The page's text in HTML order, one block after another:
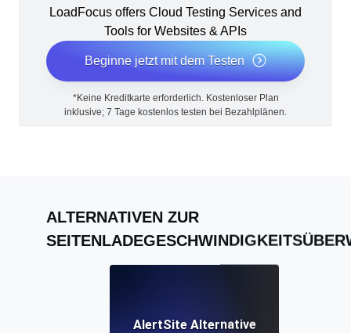
LoadFocus offers Cloud Testing Services and
Tools for Websites & APIs
Beginne jetzt mit dem Testen
*Keine Kreditkarte erforderlich. Kostenloser Plan
inklusive; 7 Tage kostenlos testen bei Bezahlplänen.
ALTERNATIVEN ZUR
AlertSite Alternative